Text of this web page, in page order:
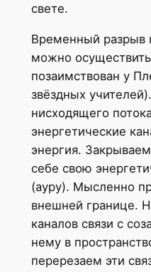
свете.
Временный разрыв
можно
позаимствован у
звёздных
нисходящего
энергетические
энергия.
себе свою
(ауру). Мысленно
внешней границе.
каналов связи с
нему в
перерезаем эти